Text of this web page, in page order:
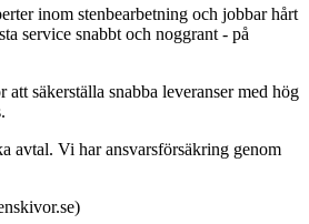
inom stenbearbetning och jobbar hårt
service snabbt och noggrant - på
säkerställa snabba leveranser med hög
avtal. Vi har ansvarsförsäkring genom